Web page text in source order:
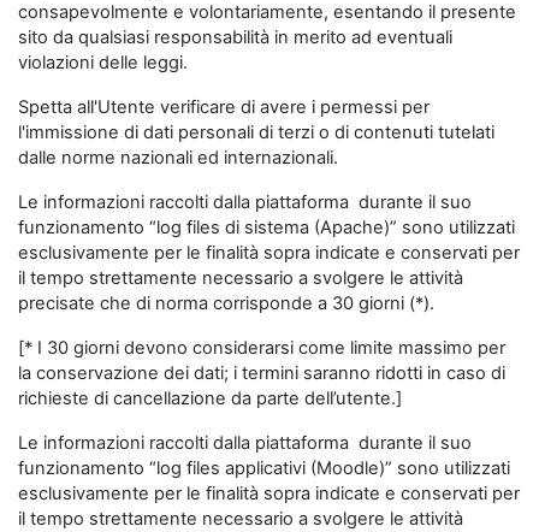
consapevolmente e volontariamente, esentando il presente
sito da qualsiasi responsabilità in merito ad eventuali
violazioni delle leggi.
Spetta all'Utente verificare di avere i permessi per
l'immissione di dati personali di terzi o di contenuti tutelati
dalle norme nazionali ed internazionali.
Le informazioni raccolti dalla piattaforma durante il suo
funzionamento “log files di sistema (Apache)” sono utilizzati
esclusivamente per le finalità sopra indicate e conservati per
il tempo strettamente necessario a svolgere le attività
precisate che di norma corrisponde a 30 giorni (*).
[* I 30 giorni devono considerarsi come limite massimo per
la conservazione dei dati; i termini saranno ridotti in caso di
richieste di cancellazione da parte dell’utente.]
Le informazioni raccolti dalla piattaforma durante il suo
funzionamento “log files applicativi (Moodle)” sono utilizzati
esclusivamente per le finalità sopra indicate e conservati per
il tempo strettamente necessario a svolgere le attività